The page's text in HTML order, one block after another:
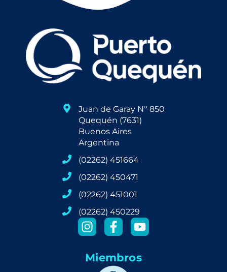
Juan de Garay Nº 850
Quequén (7631)
Buenos Aires
Argentina
(02262) 451664
(02262) 450471
(02262) 451001
(02262) 450229
Miembros